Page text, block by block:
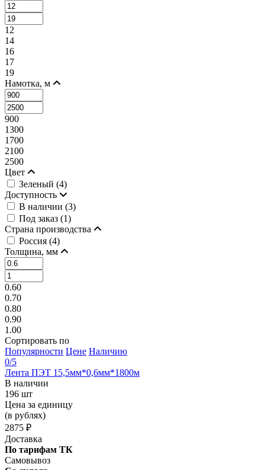
12
14
16
17
19
Намотка, м
900
1300
1700
2100
2500
Цвет
Зеленый (4)
Доступность
В наличии (3)
Под заказ (1)
Страна производства
Россия (4)
Толщина, мм
0.60
0.70
0.80
0.90
1.00
Сортировать по
Популярности Цене Наличию
0/5
Лента ПЭТ 15,5мм*0,6мм*1800м
В наличии
196 шт
Цена за единицу
(в рублях)
2875 ₽
Доставка
По тарифам ТК
Самовывоз